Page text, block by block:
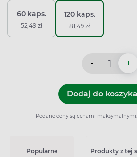
60 kaps.
52,49 zł
120 kaps.
81,49 zł
- +
Dodaj do koszyka
Dodaj
Podane ceny są cenami maksymalnymi.
Popularne Produkty z tej